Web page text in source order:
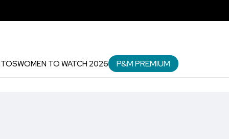
WOMEN TO WATCH 2026 P&M PREMIUM